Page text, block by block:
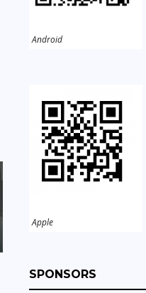
Android
Apple
SPONSORS